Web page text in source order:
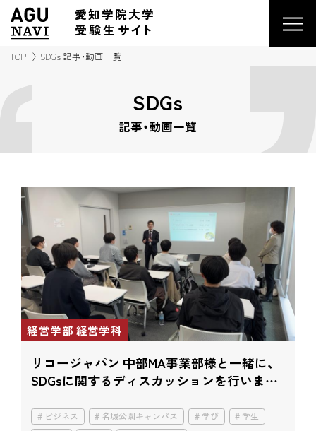
愛知学院大学
受験生 サイ ト
TOP SDGs 記事・動画一覧
SDGs
記事・動画一覧
経営学部 経営学科
リコージャパン 中部MA事業部様と一緒に、
SDGsに関するディスカッションを行いまし
ビジネス 名城公園キャンパス 学び
学生